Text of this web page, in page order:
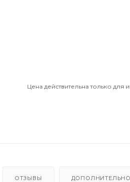
Цена действительна только для
ОТЗЫВЫ ДОПОЛНИТЕЛЬНО